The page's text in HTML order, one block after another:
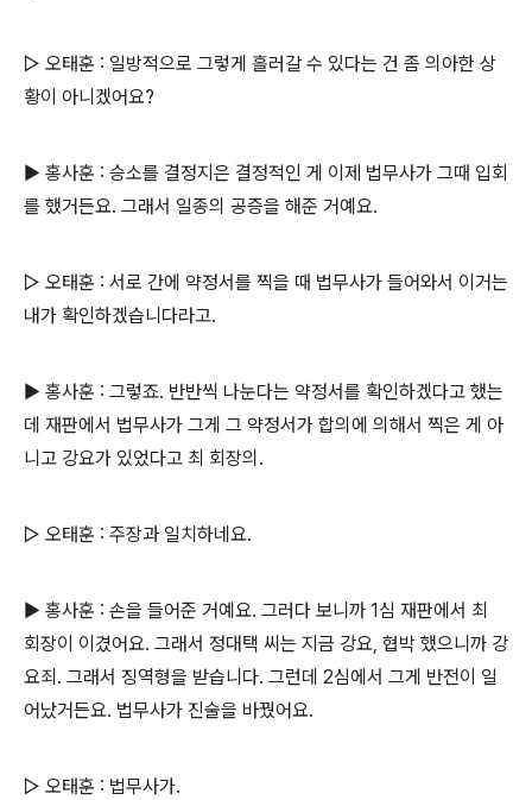
▷ 오태훈 : 일방적으로 그렇게 흘러갈 수 있다는 건 좀 의아한 상
황이 아니겠어요?
▶ 홍사훈 : 승소를 결정지은 결정적인 게 이제 법무사가 그때 입회
를 했거든요. 그래서 일종의 공증을 해준 거예요.
▷ 오태훈 : 서로 간에 약정서를 찍을 때 법무사가 들어와서 이거는
내가 확인하겠습니다라고.
▶ 홍사훈 : 그렇죠. 반반씩 나눈다는 약정서를 확인하겠다고 했는
데 재판에서 법무사가 그게 그 약정서가 합의에 의해서 찍은 게 아
니고 강요가 있었다고 최 회장의.
▷ 오태훈 : 주장과 일치하네요.
▶ 홍사훈 : 손을 들어준 거예요. 그러다 보니까 1심 재판에서 최
회장이 이겼어요. 그래서 정대택 씨는 지금 강요, 협박 했으니까 강
요죄. 그래서 징역형을 받습니다. 그런데 2심에서 그게 반전이 일
어났거든요. 법무사가 진술을 바꿨어요.
▷ 오태훈 : 법무사가.